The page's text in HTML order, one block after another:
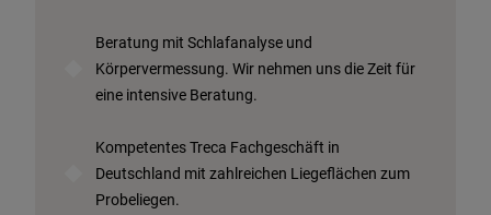
Beratung mit Schlafanalyse und
Körpervermessung. Wir nehmen uns die Zeit für
eine intensive Beratung.
Kompetentes Treca Fachgeschäft in
Deutschland mit zahlreichen Liegeflächen zum
Probeliegen.